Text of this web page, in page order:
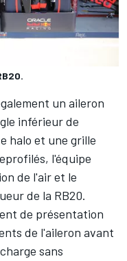
un aileron
inférieur de
halo et une grille
l'équipe
de l'air et le
de la RB20.
de présentation
de l'aileron avant
sans